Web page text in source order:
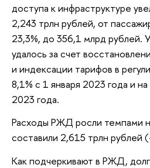
доступа к инфраструктуре
2,243 трлн рублей, от
23,3%, до 356,1 млрд рублей.
удалось за счет
и индексации тарифов в
8,1% с 1 января 2023 года и
2023 года.
Расходы РЖД росли темпами
составили 2,615 трлн рублей
Как подчеркивают в РЖД,